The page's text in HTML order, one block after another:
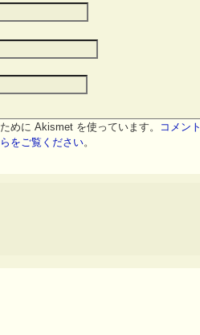
めに Akismet を使っています。
コメント
をご覧ください。